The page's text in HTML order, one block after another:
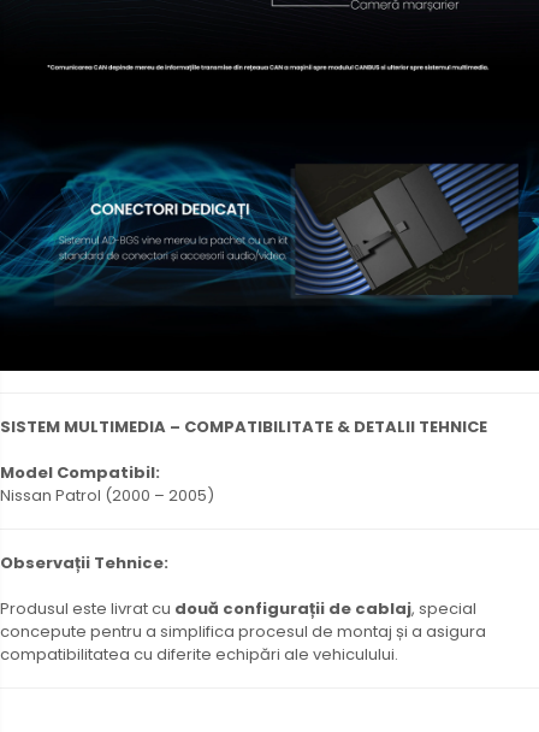
SISTEM MULTIMEDIA – COMPATIBILITATE & DETALII TEHNICE
Model Compatibil:
Nissan Patrol (2000 – 2005)
Observații Tehnice:
Produsul este livrat cu două configurații de cablaj, special
concepute pentru a simplifica procesul de montaj și a asigura
compatibilitatea cu diferite echipări ale vehiculului.